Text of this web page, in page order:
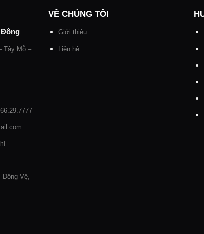
Đông
Tây Mỗ –
Đông Vệ,
VỀ CHÚNG TÔI
Giới thiệu
Liên hệ